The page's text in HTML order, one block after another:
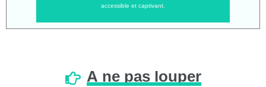
accessible et captivant.
À ne pas louper